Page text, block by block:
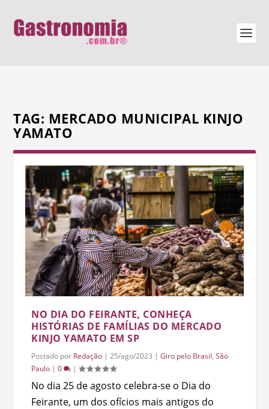
TAG: MERCADO MUNICIPAL KINJO
YAMATO
NO DIA DO FEIRANTE, CONHEÇA
HISTÓRIAS DE FAMÍLIAS DO MERCADO
KINJO YAMATO EM SP
Postado por Redação |25/ago/2023 |Giro pelo Brasil,São
Paulo |0 |
No dia 25 de agosto celebra-se o Dia do
Feirante, um dos ofícios mais antigos do